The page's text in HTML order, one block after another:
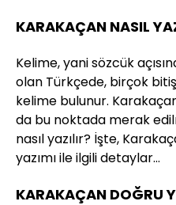
KARAKAÇAN NASIL
Kelime, yani sözcük
olan Türkçede, birçok
kelime bulunur.
da bu noktada merak
nasıl yazılır? İşte,
yazımı ile ilgili detaylar…
KARAKAÇAN DOĞRU